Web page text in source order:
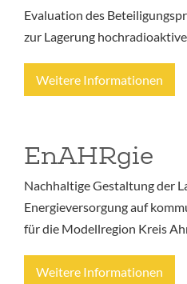
Evaluation des
zur Lagerung
Weitere Informationen
EnAHRgie
Nachhaltige Gestaltung der
Energieversorgung auf
für die Modellregion Kreis
Weitere Informationen